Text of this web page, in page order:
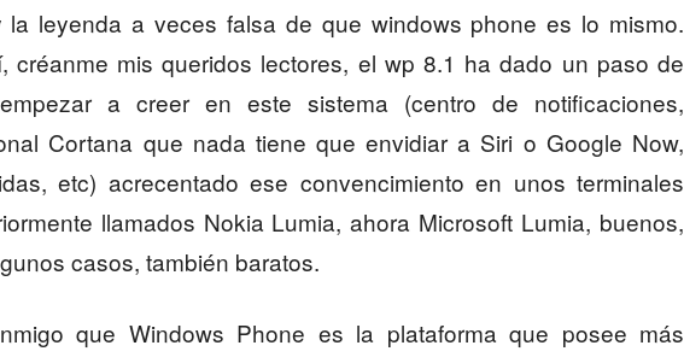
leyenda a veces falsa de que windows phone es lo mismo.
créanme mis queridos lectores, el wp 8.1 ha dado un paso de
a creer en este sistema (centro de notificaciones,
Cortana que nada tiene que envidiar a Siri o Google Now,
etc) acrecentado ese convencimiento en unos terminales
llamados Nokia Lumia, ahora Microsoft Lumia, buenos,
casos, también baratos.
que Windows Phone es la plataforma que posee más